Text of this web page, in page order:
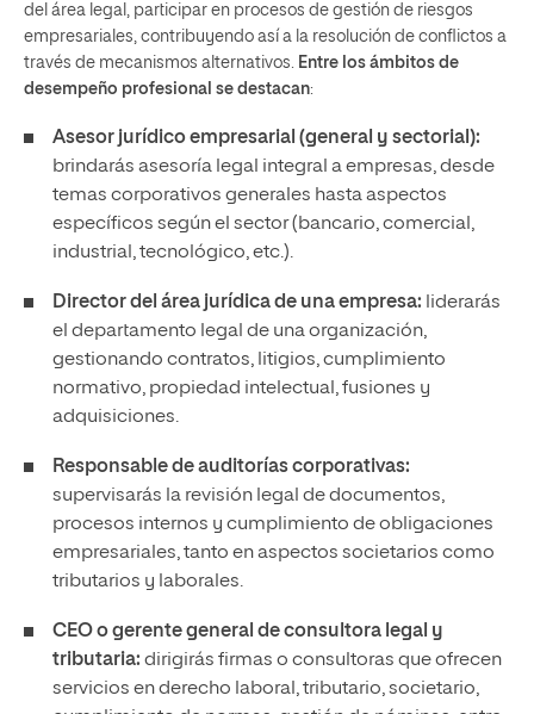
del área legal, participar en procesos de gestión de riesgos
empresariales, contribuyendo así a la resolución de conflictos a
través de mecanismos alternativos.
Entre los ámbitos de
desempeño profesional se destacan:
Asesor jurídico empresarial (general y sectorial):
brindarás asesoría legal integral a empresas, desde
temas corporativos generales hasta aspectos
específicos según el sector (bancario, comercial,
industrial, tecnológico, etc.).
Director del área jurídica de una empresa: liderarás
el departamento legal de una organización,
gestionando contratos, litigios, cumplimiento
normativo, propiedad intelectual, fusiones y
adquisiciones.
Responsable de auditorías corporativas:
supervisarás la revisión legal de documentos,
procesos internos y cumplimiento de obligaciones
empresariales, tanto en aspectos societarios como
tributarios y laborales.
CEO o gerente general de consultora legal y
tributaria: dirigirás firmas o consultoras que ofrecen
servicios en derecho laboral, tributario, societario,